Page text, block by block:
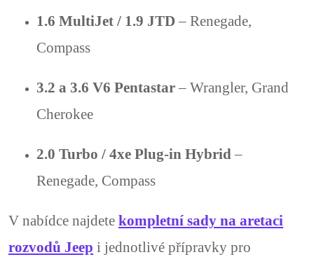
1.6 MultiJet / 1.9 JTD – Renegade,
Compass
3.2 a 3.6 V6 Pentastar – Wrangler, Grand
Cherokee
2.0 Turbo / 4xe Plug-in Hybrid –
Renegade, Compass
V nabídce najdete kompletní sady na aretaci
rozvodů Jeep i jednotlivé přípravky pro